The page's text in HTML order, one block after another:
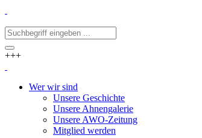
+++
Wer wir sind
Unsere Geschichte
Unsere Ahnengalerie
Unsere AWO-Zeitung
Mitglied werden